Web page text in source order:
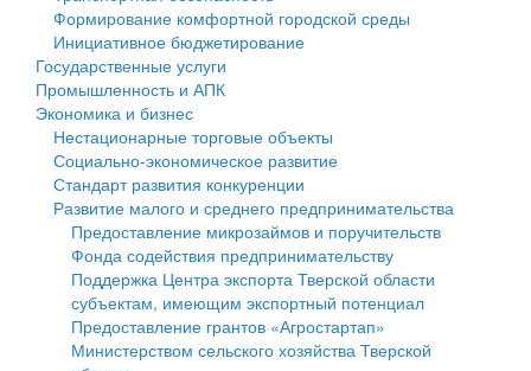
Государственные услуги
Промышленность и АПК
Экономика и бизнес
Символика
Устав
Гостям округа
Туризм
Культура
Образование
Здравоохранение
муниципального округа Тверской области
Администрация Кашинского муниципального округа
Тверской области
Управление сельскими территориями
Открытые данные
Работа с обращениями граждан
Муниципальный контроль
Финансовое управление
Бюджет для граждан
Имущество
Выявление правообладателей ранее учтенных
объектов недвижимости
Имущественная поддержка субъектов малого и
среднего предпринимательства
Формирование комфортной городской среды
Инициативное бюджетирование
Государственные услуги
Промышленность и АПК
Экономика и бизнес
Нестационарные торговые объекты
Социально-экономическое развитие
Стандарт развития конкуренции
Развитие малого и среднего предпринимательства
Предоставление микрозаймов и поручительств
Фонда содействия предпринимательству
Поддержка Центра экспорта Тверской области
субъектам, имеющим экспортный потенциал
Предоставление грантов «Агростартап»
Министерством сельского хозяйства Тверской